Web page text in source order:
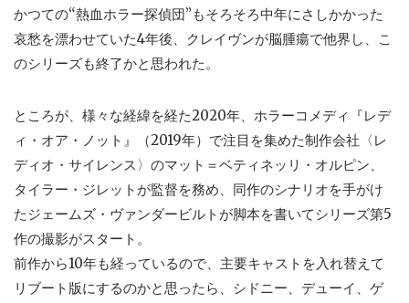
かつての“熱血ホラー探偵団”もそろそろ中年にさしかかった
哀愁を漂わせていた4年後、クレイヴンが脳腫瘍で他界し、こ
のシリーズも終了かと思われた。
ところが、様々な経緯を経た2020年、ホラーコメディ『レデ
ィ・オア・ノット』（2019年）で注目を集めた制作会社〈レ
ディオ・サイレンス〉のマット＝ベティネッリ・オルピン、
タイラー・ジレットが監督を務め、同作のシナリオを手がけ
たジェームズ・ヴァンダービルトが脚本を書いてシリーズ第5
作の撮影がスタート。
前作から10年も経っているので、主要キャストを入れ替えて
リブート版にするのかと思ったら、シドニー、デューイ、ゲ